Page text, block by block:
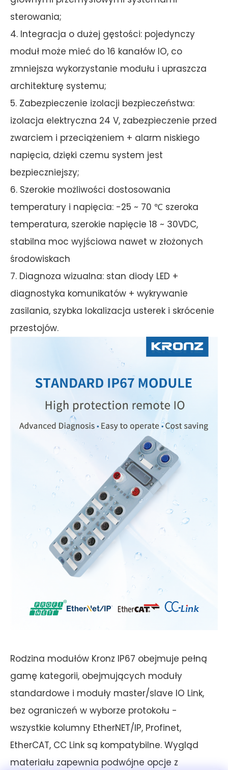
sterowania;
4. Integracja o dużej gęstości: pojedynczy
moduł może mieć do 16 kanałów IO, co
zmniejsza wykorzystanie modułu i upraszcza
architekturę systemu;
5. Zabezpieczenie izolacji bezpieczeństwa:
izolacja elektryczna 24 V, zabezpieczenie przed
zwarciem i przeciążeniem + alarm niskiego
napięcia, dzięki czemu system jest
bezpieczniejszy;
6. Szerokie możliwości dostosowania
temperatury i napięcia: -25 ~ 70 ℃ szeroka
temperatura, szerokie napięcie 18 ~ 30VDC,
stabilna moc wyjściowa nawet w złożonych
środowiskach
7. Diagnoza wizualna: stan diody LED +
diagnostyka komunikatów + wykrywanie
zasilania, szybka lokalizacja usterek i skrócenie
przestojów.
Rodzina modułów Kronz IP67 obejmuje pełną
gamę kategorii, obejmujących moduły
standardowe i moduły master/slave IO Link,
bez ograniczeń w wyborze protokołu -
wszystkie kolumny EtherNET/IP, Profinet,
EtherCAT, CC Link są kompatybilne. Wygląd
materiału zapewnia podwójne opcje z